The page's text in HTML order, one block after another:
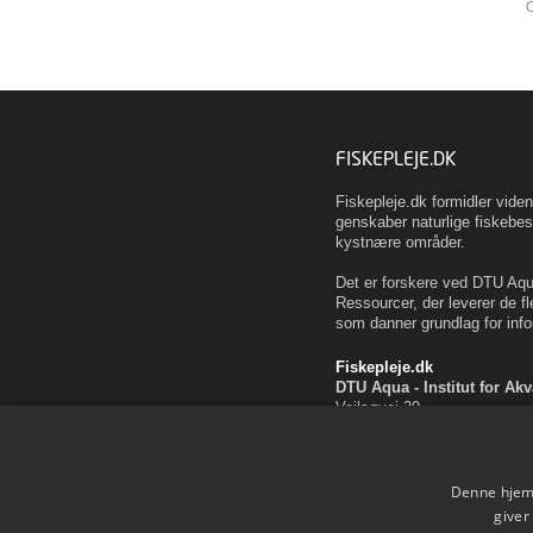
FISKEPLEJE.DK
Fiskepleje.dk formidler
genskaber naturlige
kystnære områder.
Det er forskere ved DTU
Ressourcer, der leverer de
som danner grundlag for
Fiskepleje.dk
DTU Aqua - Institut for
Vejlsøvej 39
Brug af personoplysninger
Denne
giver